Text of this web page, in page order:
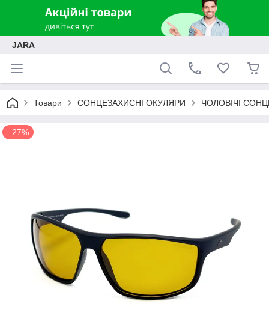
JARA
Товари СОНЦЕЗАХИСНІ ОКУЛЯРИ ЧОЛОВІЧІ
–27%